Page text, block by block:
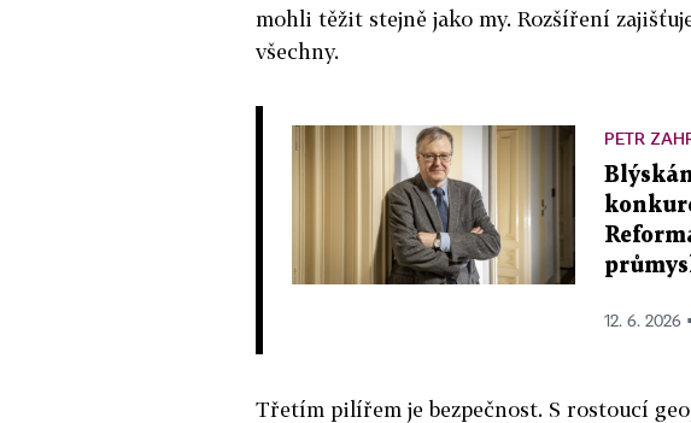
mohli těžit stejně jako my. Rozšíření
všechny.
PETR
12. 6. 2026
Třetím pilířem je bezpečnost. S rostoucí